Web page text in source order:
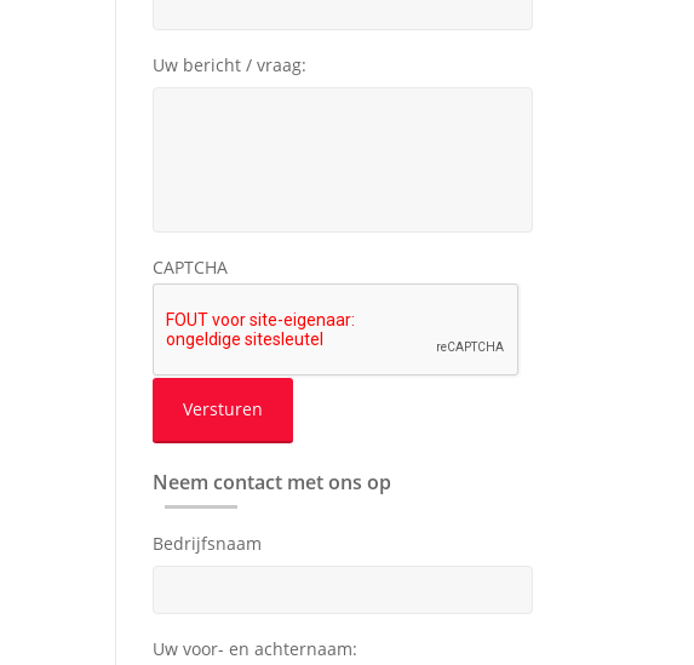
Uw bericht / vraag:
CAPTCHA
Neem contact met ons op
Bedrijfsnaam
Uw voor- en achternaam: